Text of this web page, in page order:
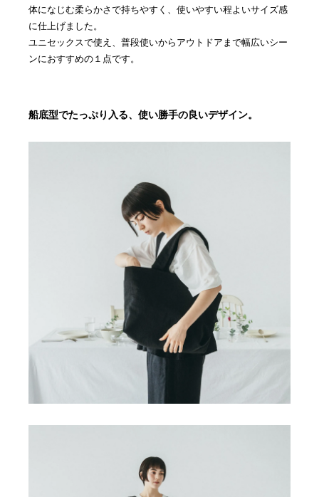
体になじむ柔らかさで持ちやすく、使いやすい程よいサイズ感
に仕上げました。
ユニセックスで使え、普段使いからアウトドアまで幅広いシー
ンにおすすめの１点です。
船底型でたっぷり入る、使い勝手の良いデザイン。